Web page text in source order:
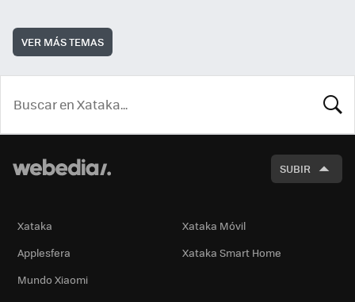
VER MÁS TEMAS
SUBIR
Xataka
Xataka Móvil
Applesfera
Xataka Smart Home
Mundo Xiaomi